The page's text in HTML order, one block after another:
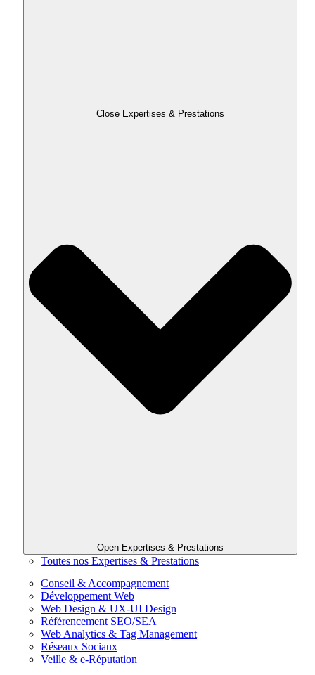
Close Expertises & Prestations
Open Expertises & Prestations
Toutes nos Expertises & Prestations
Conseil & Accompagnement
Développement Web
Web Design & UX-UI Design
Référencement SEO/SEA
Web Analytics & Tag Management
Réseaux Sociaux
Veille & e-Réputation